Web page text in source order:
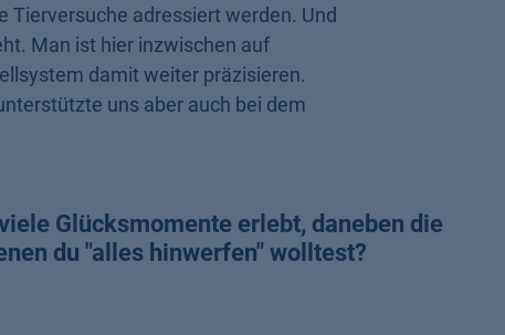
Tierversuche adressiert werden. Und
Man ist hier inzwischen auf
damit weiter präzisieren.
uns aber auch bei dem
Glücksmomente erlebt, daneben die
du "alles hinwerfen" wolltest?